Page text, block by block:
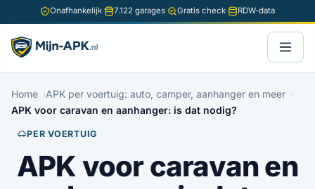
Onafhankelijk· 7.122 garages· Gratis check· RDW-data
Home
APK per voertuig: auto, camper, aanhanger en meer
APK voor caravan en aanhanger: is dat nodig?
PER VOERTUIG
APK voor caravan en